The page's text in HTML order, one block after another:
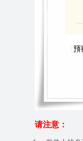
请注意：